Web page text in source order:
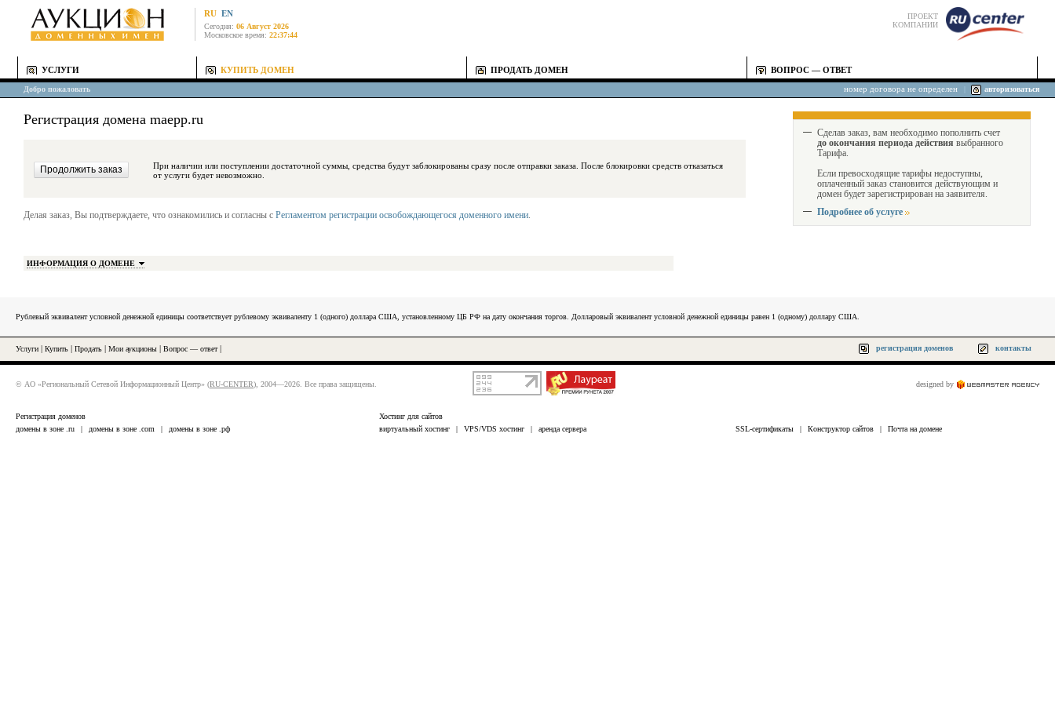
RU EN
Сегодня: 06 Август 2026
Московское время: 22:37:44
ПРОЕКТ
КОМПАНИИ
УСЛУГИ КУПИТЬ ДОМЕН ПРОДАТЬ ДОМЕН ВОПРОС — ОТВЕТ
Добро пожаловать номер договора не определен авторизоваться
Регистрация домена maepp.ru
При наличии или поступлении достаточной суммы, средства будут заблокированы сразу после отправки заказа. После блокировки средств отказаться
от услуги будет невозможно.
Делая заказ, Вы подтверждаете, что ознакомились и согласны с Регламентом регистрации освобождающегося доменного имени.
ИНФОРМАЦИЯ О ДОМЕНЕ
Сделав заказ, вам необходимо пополнить счет
до окончания периода действия выбранного
Тарифа.
Если превосходящие тарифы недоступны,
оплаченный заказ становится действующим и
домен будет зарегистрирован на заявителя.
Подробнее об услуге
Рублевый эквивалент условной денежной единицы соответствует рублевому эквиваленту 1 (одного) доллара США, установленному ЦБ РФ на дату окончания торгов. Долларовый эквивалент условной денежной единицы равен 1 (одному) доллару США.
Услуги Купить Продать Мои аукционы Вопрос — ответ| регистрация доменов контакты
© АО «Региональный Сетевой Информационный Центр» (RU-CENTER), 2004—2026. Все права защищены. designed by
Регистрация доменов
домены в зоне .ru
| домены в зоне .com | домены в зоне .рф
Хостинг для сайтов
виртуальный хостинг
| VPS/VDS хостинг | аренда сервера SSL-сертификаты | Конструктор сайтов | Почта на домене